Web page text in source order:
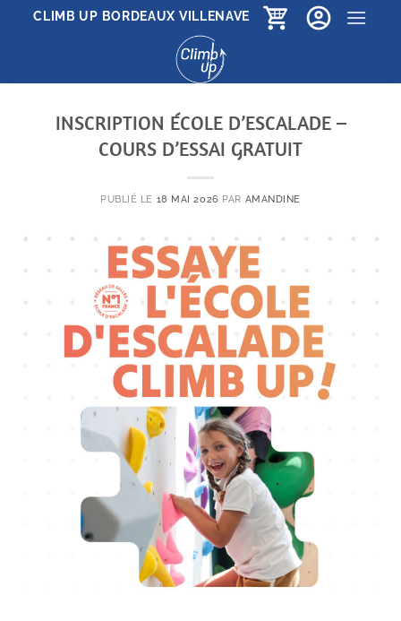
PasserCLIMB UP BORDEAUX VILLENAVE
INSCRIPTION ÉCOLE D’ESCALADE –
COURS D’ESSAI GRATUIT
PUBLIÉ LE 18 MAI 2026 PAR AMANDINE